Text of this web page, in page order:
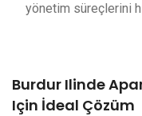
yönetim süreçlerini
Burdur Ilinde
Için İdeal Çözüm